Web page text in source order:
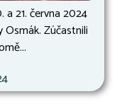
a 21. června 2024
Zúčastnili